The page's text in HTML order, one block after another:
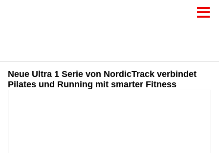
Neue Ultra 1 Serie von NordicTrack verbindet
Pilates und Running mit smarter Fitness